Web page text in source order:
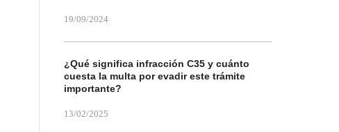
19/09/2024
¿Qué significa infracción C35 y cuánto
cuesta la multa por evadir este trámite
importante?
13/02/2025